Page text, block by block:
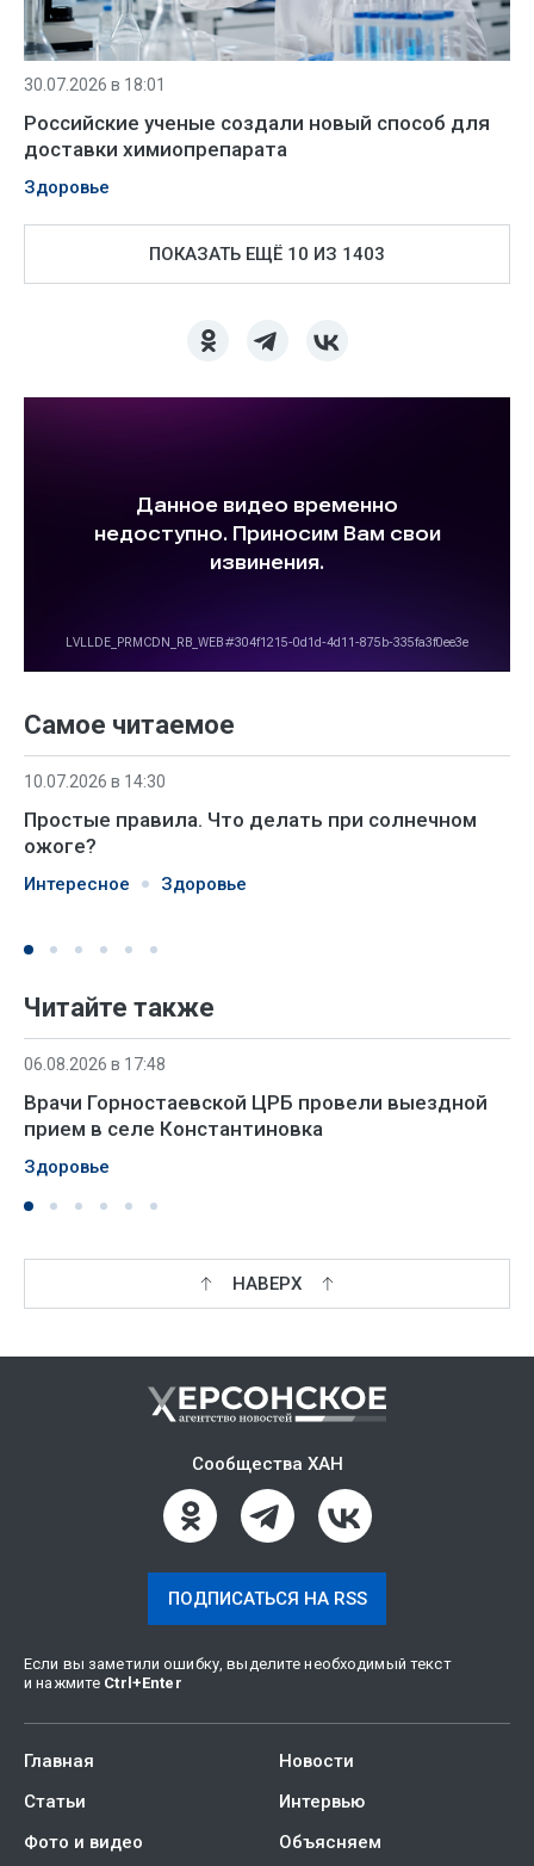
30.07.2026 в 18:01
Российские ученые создали новый способ для
доставки химиопрепарата
Здоровье
ПОКАЗАТЬ ЕЩЁ 10 ИЗ 1403
Самое читаемое
10.07.2026 в 14:30
Простые правила. Что делать при солнечном
ожоге?
Интересное Здоровье
Читайте также
06.08.2026 в 17:48
Врачи Горностаевской ЦРБ провели выездной
прием в селе Константиновка
Здоровье
НАВЕРХ
Сообщества ХАН
ПОДПИСАТЬСЯ НА RSS
Если вы заметили ошибку, выделите необходимый текст
и нажмите Ctrl +Enter
Главная
Новости
Статьи
Интервью
Фото и видео
Объясняем